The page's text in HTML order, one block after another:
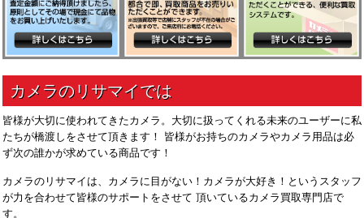
皆様が大切に使われてきたカメラ。大切に扱ってくれる未来のユーザーに私
たちが橋渡しをさせて頂きます！ 皆様がお持ちのカメラやカメラ用品は必
ず次の誰かが求めている商品です！
カメラのリサマイは、カメラに目がない！カメラが大好き！というスタッフ
が力を合わせて皆様のサポートをさせて 頂いているカメラ買取専門店で
す。